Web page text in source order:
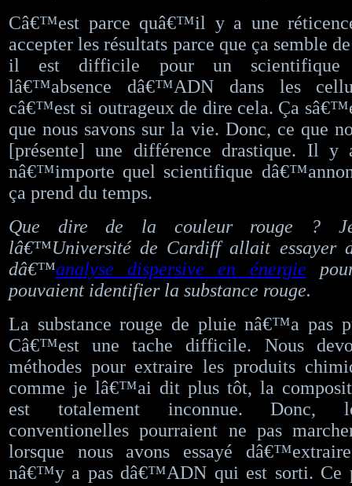
Câ€™est parce quâ€™il y a une
accepter les résultats parce que ça semble
il est difficile pour un scientifique
lâ€™absence dâ€™ADN dans les
câ€™est si outrageux de dire cela. Ça
que nous savons sur la vie. Donc, ce que
[présente] une différence drastique. Il y
nâ€™importe quel scientifique
ça prend du temps.
Que dire de la couleur rouge ?
lâ€™Université de Cardiff allait essayer
dâ€™analyse dispersive en énergie
pouvaient identifier la substance rouge.
La substance rouge de pluie nâ€™a pas
Câ€™est une tache difficile. Nous
méthodes pour extraire les produits
comme je lâ€™ai dit plus tôt, la
est totalement inconnue. Donc,
conventionelles pourraient ne pas
lorsque nous avons essayé
nâ€™y a pas dâ€™ADN qui est sorti. Ce